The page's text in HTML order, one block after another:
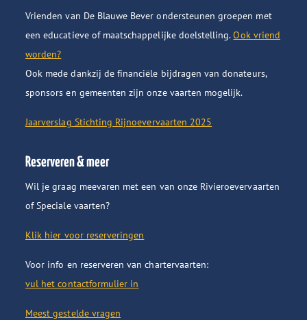
Vrienden van De Blauwe Bever ondersteunen groepen met
een educatieve of maatschappelijke doelstelling.Ook vriend
worden?
Ook mede dankzij de financiële bijdragen van donateurs,
sponsors en gemeenten zijn onze vaarten mogelijk.
Jaarverslag Stichting Rijnoevervaarten 2025
Reserveren & meer
Wil je graag meevaren met een van onze Rivieroevervaarten
of Speciale vaarten?
Klik hier voor reserveringen
Voor info en reserveren van chartervaarten:
vul het contactformulier in
Meest gestelde vragen